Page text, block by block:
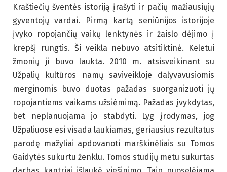
Kraštiečių šventės istoriją įrašyti ir pačių mažiausiųjų
gyventojų vardai. Pirmą kartą seniūnijos istorijoje
įvyko ropojančių vaikų lenktynės ir žaislo dėjimo į
krepšį rungtis. Ši veikla nebuvo atsitiktinė. Keletui
žmonių ji buvo laukta. 2010 m. atsisveikinant su
Užpalių kultūros namų saviveikloje dalyvavusiomis
merginomis buvo duotas pažadas suorganizuoti jų
ropojantiems vaikams užsiėmimą. Pažadas įvykdytas,
bet neplanuojama jo stabdyti. Lyg įrodymas, jog
Užpaliuose esi visada laukiamas, geriausius rezultatus
parodę mažyliai apdovanoti marškinėliais su Tomos
Gaidytės sukurtu ženklu. Tomos studijų metu sukurtas